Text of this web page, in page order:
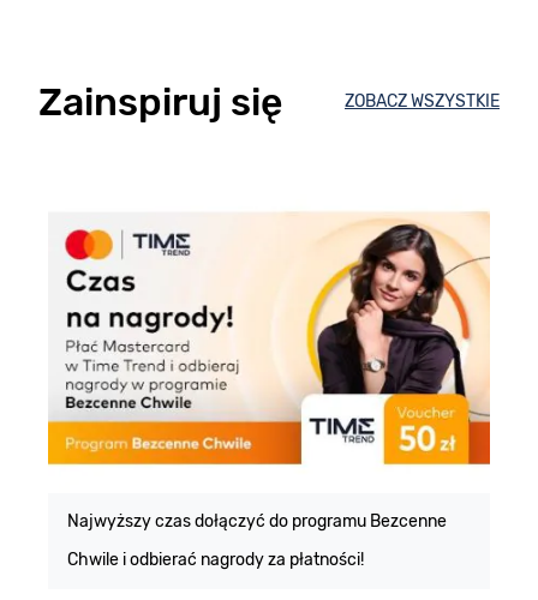
Zainspiruj się ZOBACZ WSZYSTKIE
Najwyższy czas dołączyć do programu Bezcenne
Chwile i odbierać nagrody za płatności!